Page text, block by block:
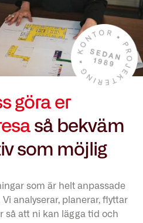
göra er
så bekväm
som möjlig
som är helt anpassade
analyserar, planerar, flyttar
så att ni kan lägga tid och